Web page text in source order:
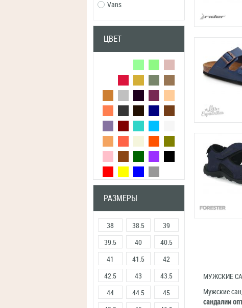
Vans
ЦВЕТ
РАЗМЕРЫ
38 38.5
39
39.5
40
40.5
41
41.5
42
42.5
43
43.5
44
44.5
45
МУЖСКИЕ
Мужские
сандалии